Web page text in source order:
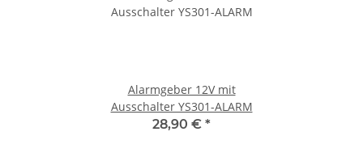
Alarmgeber 12V mit
Ausschalter YS301-ALARM
28,90 € *